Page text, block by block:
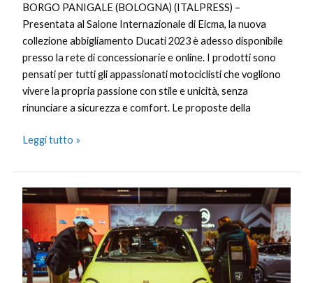
BORGO PANIGALE (BOLOGNA) (ITALPRESS) –
Presentata al Salone Internazionale di Eicma, la nuova
collezione abbigliamento Ducati 2023 è adesso disponibile
presso la rete di concessionarie e online. I prodotti sono
pensati per tutti gli appassionati motociclisti che vogliono
vivere la propria passione con stile e unicità, senza
rinunciare a sicurezza e comfort. Le proposte della
Leggi tutto »
Nuova
Abarth
500e
elettrizza
l’Europa